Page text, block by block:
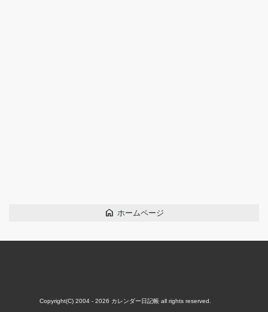
home ホームページ
Copyright(C) 2004 - 2026 カレンダー日記帳all rights reserved.